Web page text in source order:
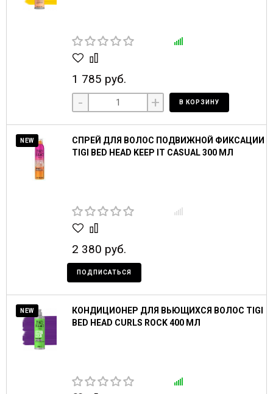
1 785 руб.
- + В КОРЗИНУ
NEW
СПРЕЙ ДЛЯ ВОЛОС ПОДВИЖНОЙ ФИКСАЦИИ
TIGI BED HEAD KEEP IT CASUAL 300 МЛ
2 380 руб.
ПОДПИСАТЬСЯ
NEW
КОНДИЦИОНЕР ДЛЯ ВЬЮЩИХСЯ ВОЛОС TIGI
BED HEAD CURLS ROCK 400 МЛ